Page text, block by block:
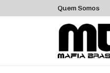
Quem Somos